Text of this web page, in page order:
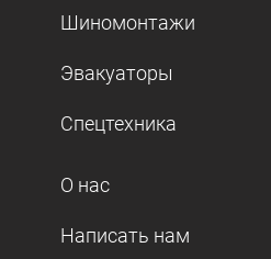
Шиномонтажи
Эвакуаторы
Спецтехника
О нас
Написать нам